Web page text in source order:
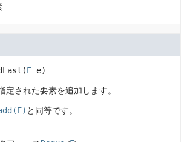
(E e)
定された要素を追加します。
と同等です。